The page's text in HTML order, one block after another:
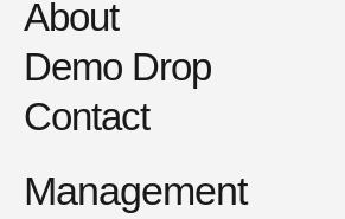
About
Demo Drop
Contact
Management